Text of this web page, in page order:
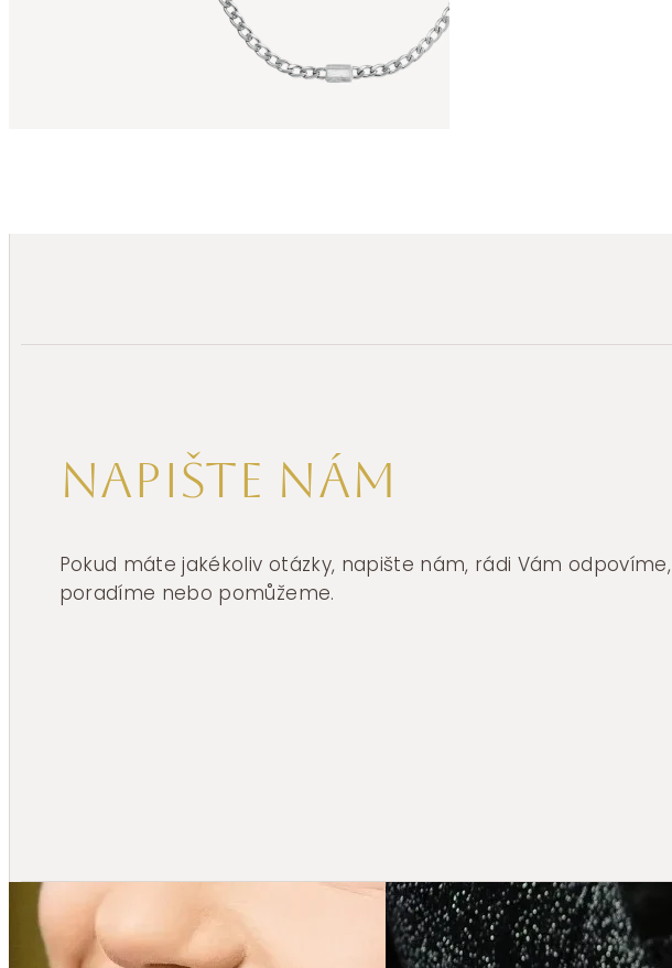
Napište nám
Pokud máte jakékoliv otázky, napište nám, rádi Vám odpovíme,
poradíme nebo pomůžeme.